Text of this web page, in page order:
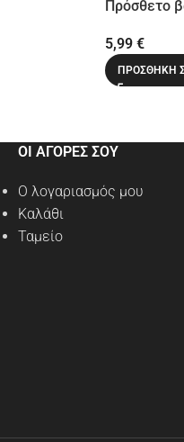
Πρόσθετο
5,99 €
ΠΡΟΣΘΉΚΗ
ΟΙ ΑΓΟΡΕΣ ΣΟΥ
Ο λογαριασμός μου
Καλάθι
Ταμείο